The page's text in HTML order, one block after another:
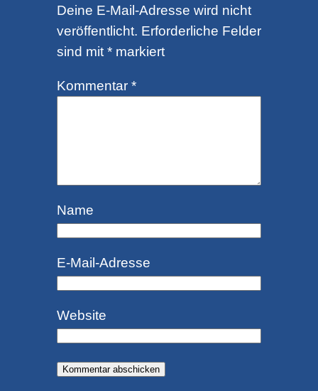
Deine E-Mail-Adresse wird nicht
veröffentlicht. Erforderliche Felder
sind mit*markiert
Kommentar *
Name
E-Mail-Adresse
Website